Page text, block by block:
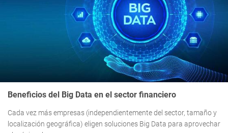
Beneficios del Big Data en el sector financiero
Cada vez más empresas (independientemente del sector, tamaño y
localización geográfica) eligen soluciones Big Data para aprovechar